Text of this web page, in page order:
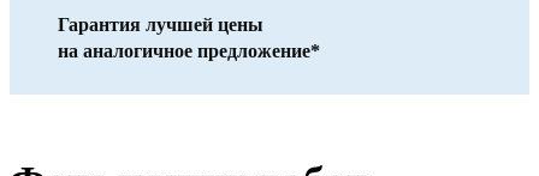
Гарантия лучшей цены
на аналогичное предложение*